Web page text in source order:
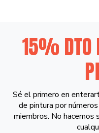
15% DTO
Sé el primero en
de pintura por
miembros. No hacemos